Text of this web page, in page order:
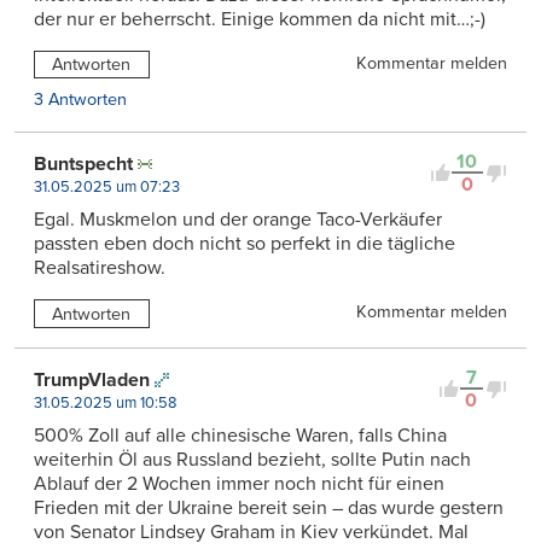
der nur er beherrscht. Einige kommen da nicht mit…;-)
Antworten
Kommentar melden
3 Antworten
10
0
Buntspecht
31.05.2025 um 07:23
Egal. Muskmelon und der orange Taco-Verkäufer
passten eben doch nicht so perfekt in die tägliche
Realsatireshow.
Antworten Kommentar melden
7
0
TrumpVladen
31.05.2025 um 10:58
500% Zoll auf alle chinesische Waren, falls China
weiterhin Öl aus Russland bezieht, sollte Putin nach
Ablauf der 2 Wochen immer noch nicht für einen
Frieden mit der Ukraine bereit sein – das wurde gestern
von Senator Lindsey Graham in Kiev verkündet. Mal